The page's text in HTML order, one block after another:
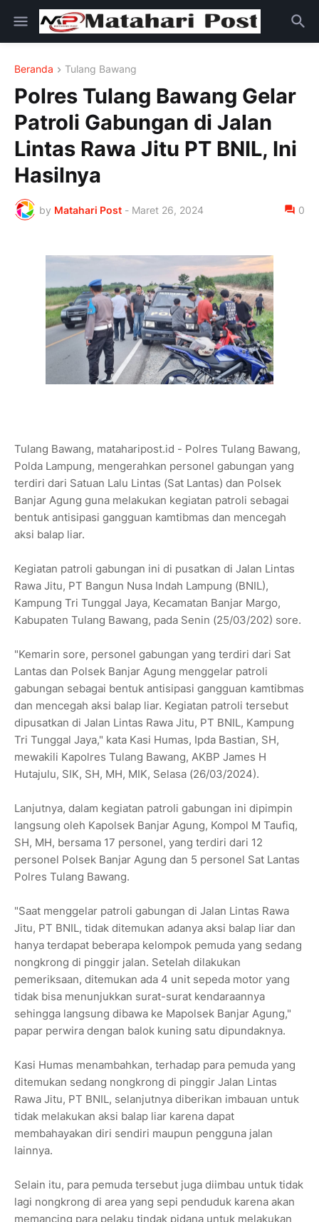
Beranda Tulang Bawang
Polres Tulang Bawang Gelar
Patroli Gabungan di Jalan
Lintas Rawa Jitu PT BNIL, Ini
Hasilnya
by Matahari Post - Maret 26, 2024 0
Tulang Bawang, mataharipost.id - Polres Tulang Bawang,
Polda Lampung, mengerahkan personel gabungan yang
terdiri dari Satuan Lalu Lintas (Sat Lantas) dan Polsek
Banjar Agung guna melakukan kegiatan patroli sebagai
bentuk antisipasi gangguan kamtibmas dan mencegah
aksi balap liar.
Kegiatan patroli gabungan ini di pusatkan di Jalan Lintas
Rawa Jitu, PT Bangun Nusa Indah Lampung (BNIL),
Kampung Tri Tunggal Jaya, Kecamatan Banjar Margo,
Kabupaten Tulang Bawang, pada Senin (25/03/202) sore.
"Kemarin sore, personel gabungan yang terdiri dari Sat
Lantas dan Polsek Banjar Agung menggelar patroli
gabungan sebagai bentuk antisipasi gangguan kamtibmas
dan mencegah aksi balap liar. Kegiatan patroli tersebut
dipusatkan di Jalan Lintas Rawa Jitu, PT BNIL, Kampung
Tri Tunggal Jaya," kata Kasi Humas, Ipda Bastian, SH,
mewakili Kapolres Tulang Bawang, AKBP James H
Hutajulu, SIK, SH, MH, MIK, Selasa (26/03/2024).
Lanjutnya, dalam kegiatan patroli gabungan ini dipimpin
langsung oleh Kapolsek Banjar Agung, Kompol M Taufiq,
SH, MH, bersama 17 personel, yang terdiri dari 12
personel Polsek Banjar Agung dan 5 personel Sat Lantas
Polres Tulang Bawang.
"Saat menggelar patroli gabungan di Jalan Lintas Rawa
Jitu, PT BNIL, tidak ditemukan adanya aksi balap liar dan
hanya terdapat beberapa kelompok pemuda yang sedang
nongkrong di pinggir jalan. Setelah dilakukan
pemeriksaan, ditemukan ada 4 unit sepeda motor yang
tidak bisa menunjukkan surat-surat kendaraannya
sehingga langsung dibawa ke Mapolsek Banjar Agung,"
papar perwira dengan balok kuning satu dipundaknya.
Kasi Humas menambahkan, terhadap para pemuda yang
ditemukan sedang nongkrong di pinggir Jalan Lintas
Rawa Jitu, PT BNIL, selanjutnya diberikan imbauan untuk
tidak melakukan aksi balap liar karena dapat
membahayakan diri sendiri maupun pengguna jalan
lainnya.
Selain itu, para pemuda tersebut juga diimbau untuk tidak
lagi nongkrong di area yang sepi penduduk karena akan
memancing para pelaku tindak pidana untuk melakukan